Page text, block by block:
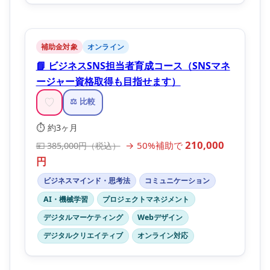
補助金対象 オンライン
📘 ビジネスSNS担当者育成コース（SNSマネ
ージャー資格取得も目指せます）
♡ ⚖️ 比較
⏱️ 約3ヶ月
💴 385,000円（税込） → 50%補助で 210,000
円
ビジネスマインド・思考法
コミュニケーション
AI・機械学習
プロジェクトマネジメント
デジタルマーケティング
Webデザイン
デジタルクリエイティブ
オンライン対応